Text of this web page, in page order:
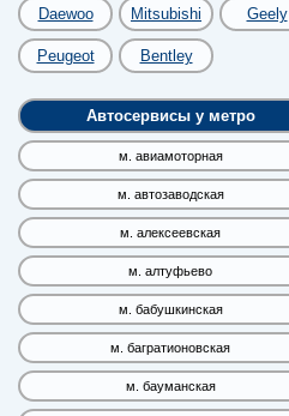
Daewoo Mitsubishi Geely
Peugeot Bentley
Автосервисы у метро
м. авиамоторная
м. автозаводская
м. алексеевская
м. алтуфьево
м. бабушкинская
м. багратионовская
м. бауманская